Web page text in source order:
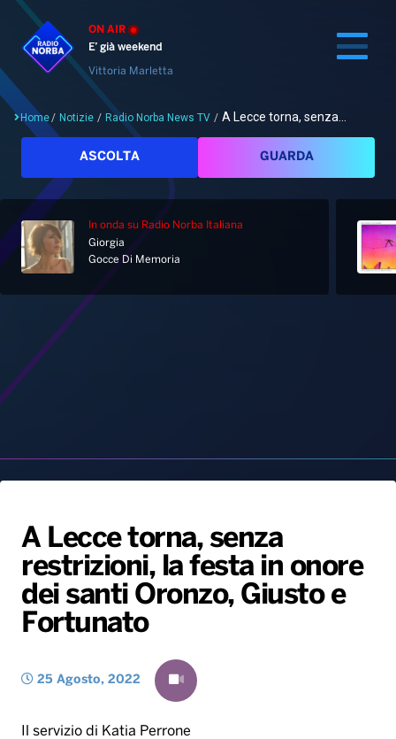
ON AIR
E’ già weekend
Vittoria Marletta
Cerca
Home
Notizie
Leggerissime
Pod&Play
Speciale Astrabilia 2026
Gallery
Home/ Notizie / Radio Norba News TV / A Lecce torna, senza...
ASCOLTA GUARDA
In onda su Radio Norba Italiana
Giorgia
Gocce Di Memoria
A Lecce torna, senza
restrizioni, la festa in onore
dei santi Oronzo, Giusto e
Fortunato
25 Agosto, 2022
Il servizio di Katia Perrone